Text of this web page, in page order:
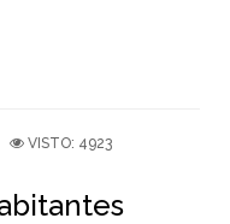
VISTO: 4923